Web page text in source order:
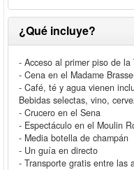
¿Qué incluye?
- Acceso al primer piso de la
- Cena en el Madame
- Café, té y agua vienen
Bebidas selectas, vino,
- Crucero en el Sena
- Espectáculo en el Moulin
- Media botella de champán
- Un guía en directo
- Transporte gratis entre las